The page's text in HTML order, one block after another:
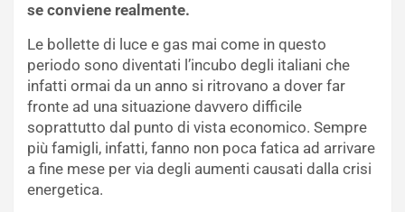
se conviene realmente.
Le bollette di luce e gas mai come in questo
periodo sono diventati l’incubo degli italiani che
infatti ormai da un anno si ritrovano a dover far
fronte ad una situazione davvero difficile
soprattutto dal punto di vista economico. Sempre
più famigli, infatti, fanno non poca fatica ad arrivare
a fine mese per via degli aumenti causati dalla crisi
energetica.